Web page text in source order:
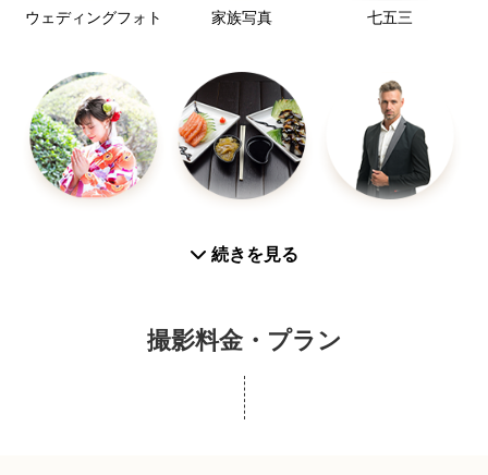
【使用機材】
メイン機: Nikon Z9
サブ機: Nikon Z6II
レンズ: NIKKOR Z 14-24mm f/2.8 S
レンズ: NIKKOR Z 24-70mm f/2.8 S
レンズ: NIKKOR Z 50mm f/1.2 S
ウェディングフォト 家族写真 七五三
続きを見る
撮影料金・プラン